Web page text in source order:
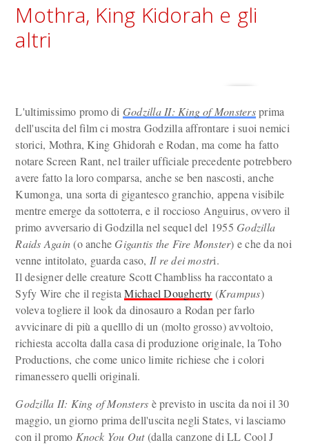
Mothra, King Kidorah e gli
altri
L'ultimissimo promo di Godzilla II: King of Monstersprima
dell'uscita del film ci mostra Godzilla affrontare i suoi nemici
storici, Mothra, King Ghidorah e Rodan, ma come ha fatto
notare Screen Rant, nel trailer ufficiale precedente potrebbero
avere fatto la loro comparsa, anche se ben nascosti, anche
Kumonga, una sorta di gigantesco granchio, appena visibile
mentre emerge da sottoterra, e il roccioso Anguirus, ovvero il
primo avversario di Godzilla nel sequel del 1955 Godzilla
Raids Again(o anche Gigantis the Fire Monster) e che da noi
venne intitolato, guarda caso, Il re dei mostri.
Il designer delle creature Scott Chambliss ha raccontato a
Syfy Wire che il registaMichael Dougherty (Krampus)
voleva togliere il look da dinosauro a Rodan per farlo
avvicinare di più a quelllo di un (molto grosso) avvoltoio,
richiesta accolta dalla casa di produzione originale, la Toho
Productions, che come unico limite richiese che i colori
rimanessero quelli originali.
Godzilla II: King of Monsters è previsto in uscita da noi il 30
maggio, un giorno prima dell'uscita negli States, vi lasciamo
con il promo Knock You Out(dalla canzone di LL Cool J